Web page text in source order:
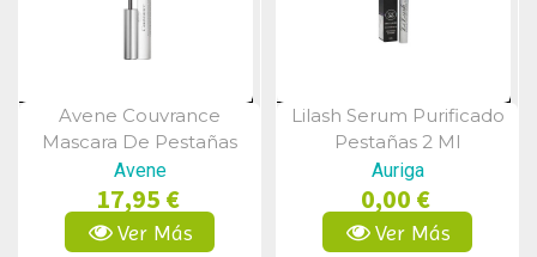
Vista Rápida
Avene Couvrance
Mascara De Pestañas
Negra Alta Tolerancia 7
Ml.
Avene
17,95 €
Ver Más
Vista Rápida
Lilash Serum Purificado
Pestañas 2 Ml
Auriga
0,00 €
Ver Más